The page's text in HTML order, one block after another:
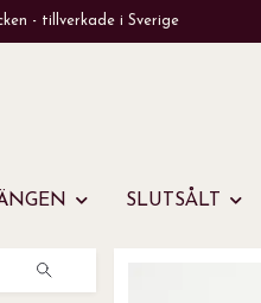
- tillverkade i Sverige
SLUTSÅLT